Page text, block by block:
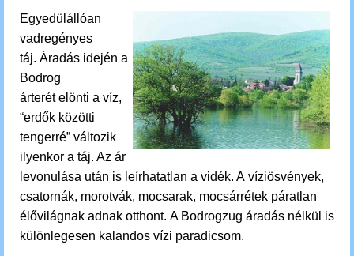
Egyedülállóan
vadregényes
táj. Áradás idején a
Bodrog
árterét elönti a víz,
“erdők közötti
tengerré” változik
ilyenkor a táj. Az ár
levonulása után is leírhatatlan a vidék. A víziösvények,
csatornák, morotvák, mocsarak, mocsárrétek páratlan
élővilágnak adnak otthont. A Bodrogzug áradás nélkül is
különlegesen kalandos vízi paradicsom.